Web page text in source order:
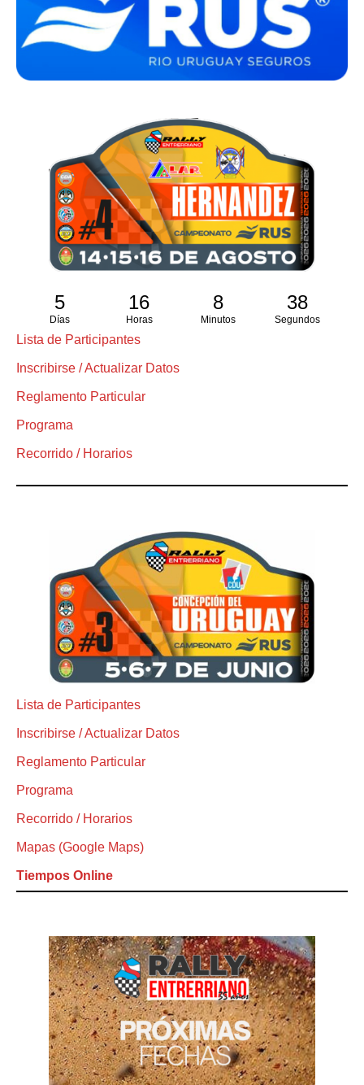
5
Días
16
Horas
8
Minutos
37
Segundos
Lista de Participantes
Inscribirse / Actualizar Datos
Reglamento Particular
Programa
Recorrido / Horarios
Lista de Participantes
Inscribirse / Actualizar Datos
Reglamento Particular
Programa
Recorrido / Horarios
Mapas (Google Maps)
Tiempos Online